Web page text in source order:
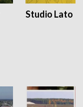
Studio Lato